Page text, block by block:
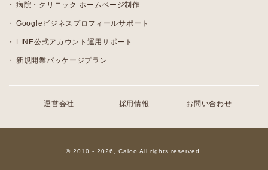
病院・クリニック ホームページ制作
Googleビジネスプロフィールサポート
LINE公式アカウント運用サポート
新規開業パッケージプラン
運営会社 採用情報 お問い合わせ
© 2010 - 2026, Caloo All rights reserved.